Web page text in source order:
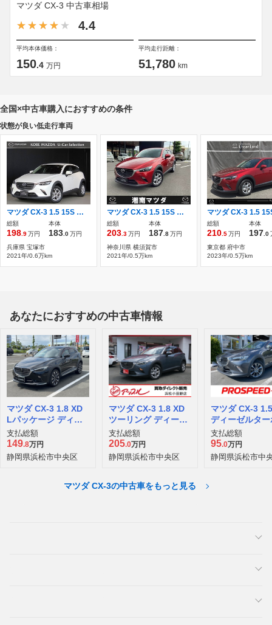
マツダ CX-3 中古車相場
4.4
平均本体価格：
150.4 万円
平均走行距離：
51,780 km
全国×中古車購入におすすめの条件
状態が良い低走行車両
マツダ CX-3 1.5 15S ツーリング 衝突被害軽減ブレーキ/ワンオーナー/禁煙車
総額
198 .9万円
本体
183 .0万円
兵庫県 宝塚市
2021年/0.6万km
マツダ CX-3 1.5 15S ツーリング CD/DVDプレーヤー+地デジ(フルセグ)・360°
総額
203 .3万円
本体
187 .8万円
神奈川県 横須賀市
2021年/0.5万km
総額
210 .5万円
本体
197 .0
東京都 府中市
2023年/0.5万km
あなたにおすすめの中古車情報
マツダ CX-3 1.8 XD
Lパッケージ ディー
ゼルターボ
支払総額
149.8万円
静岡県浜松市中央区
マツダ CX-3 1.8 XD
ツーリング ディーゼ
ルターボ
支払総額
205.0万円
静岡県浜松市中央区
マツダ CX-3
ディーゼルター
支払総額
95.0万円
静岡県浜松市中
マツダ CX-3の中古車をもっと見る